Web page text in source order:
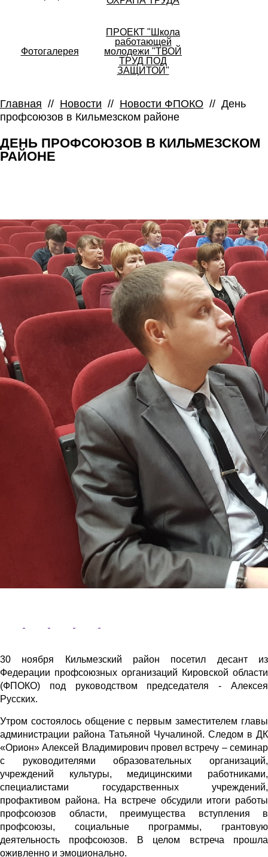
Фотогалерея
ПРОЕКТ "Школа
работающей
молодежи "ТВОЙ
ТРУД ПОД
ЗАЩИТОЙ"
Главная // Новости // Новости ФПОКО // День
профсоюзов в Кильмезском районе
ДЕНЬ ПРОФСОЮЗОВ В КИЛЬМЕЗСКОМ
РАЙОНЕ
30 ноября Кильмезский район посетил десант из
Федерации профсоюзных организаций Кировской области
(ФПОКО) под руководством председателя - Алексея
Русских.
Утром состоялось общение с первым заместителем главы
администрации района Татьяной Чучалиной. Следом в ДК
«Орион» Алексей Владимирович провел встречу – семинар
с руководителями образовательных организаций,
учреждений культуры, медицинскими работниками,
специалистами государственных учреждений,
профактивом района. На встрече обсудили итоги работы
профсоюзов области, преимущества вступления в
профсоюзы, социальные программы, грантовую
деятельность профсоюзов. В целом встреча прошла
оживленно и эмоционально.